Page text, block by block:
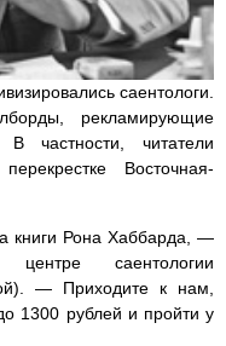
саентологи.
рекламирующие
частности, читатели
Восточная-
книги Рона Хаббарда, —
саентологии
— Приходите к нам,
1300 рублей и пройти у